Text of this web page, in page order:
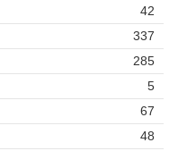
42
337
285
5
67
48